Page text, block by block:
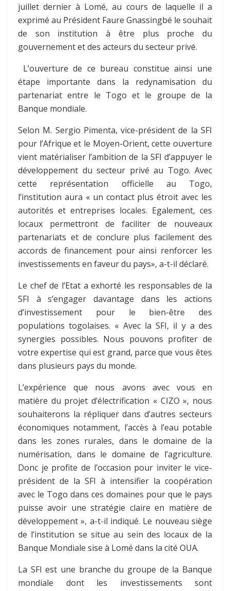
juillet dernier à Lomé, au cours de laquelle il a
exprimé au Président Faure Gnassingbé le souhait
de son institution à être plus proche du
gouvernement et des acteurs du secteur privé.
L’ouverture de ce bureau constitue ainsi une
étape importante dans la redynamisation du
partenariat entre le Togo et le groupe de la
Banque mondiale.
Selon M. Sergio Pimenta, vice-président de la SFI
pour l’Afrique et le Moyen-Orient, cette ouverture
vient matérialiser l’ambition de la SFI d’appuyer le
développement du secteur privé au Togo. Avec
cette représentation officielle au Togo,
l’institution aura « un contact plus étroit avec les
autorités et entreprises locales. Egalement, ces
locaux permettront de faciliter de nouveaux
partenariats et de conclure plus facilement des
accords de financement pour ainsi renforcer les
investissements en faveur du pays», a-t-il déclaré.
Le chef de l’Etat a exhorté les responsables de la
SFI à s’engager davantage dans les actions
d’investissement pour le bien-être des
populations togolaises. « Avec la SFI, il y a des
synergies possibles. Nous pouvons profiter de
votre expertise qui est grand, parce que vous êtes
dans plusieurs pays du monde.
L’expérience que nous avons avec vous en
matière du projet d’électrification « CIZO », nous
souhaiterons la répliquer dans d’autres secteurs
économiques notamment, l’accès à l’eau potable
dans les zones rurales, dans le domaine de la
numérisation, dans le domaine de l’agriculture.
Donc je profite de l’occasion pour inviter le vice-
président de la SFI à intensifier la coopération
avec le Togo dans ces domaines pour que le pays
puisse avoir une stratégie claire en matière de
développement », a-t-il indiqué. Le nouveau siège
de l’institution se situe au sein des locaux de la
Banque Mondiale sise à Lomé dans la cité OUA.
La SFI est une branche du groupe de la Banque
mondiale dont les investissements sont